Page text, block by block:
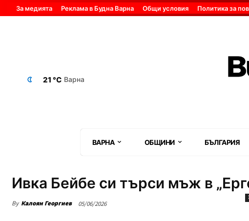
За медията Реклама в Будна Варна Общи условия Политика за
21 °C Варна
ВАРНА ОБЩИНИ БЪЛГАРИЯ
Ивка Бейбе си търси мъж в
By Калоян Георгиев 05/06/2026